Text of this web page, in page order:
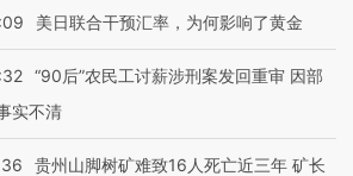
美日联合干预汇率，为何影响了黄金
“90后”农民工讨薪涉刑案发回重审 因部
实不清
贵州山脚树矿难致16人死亡近三年 矿长